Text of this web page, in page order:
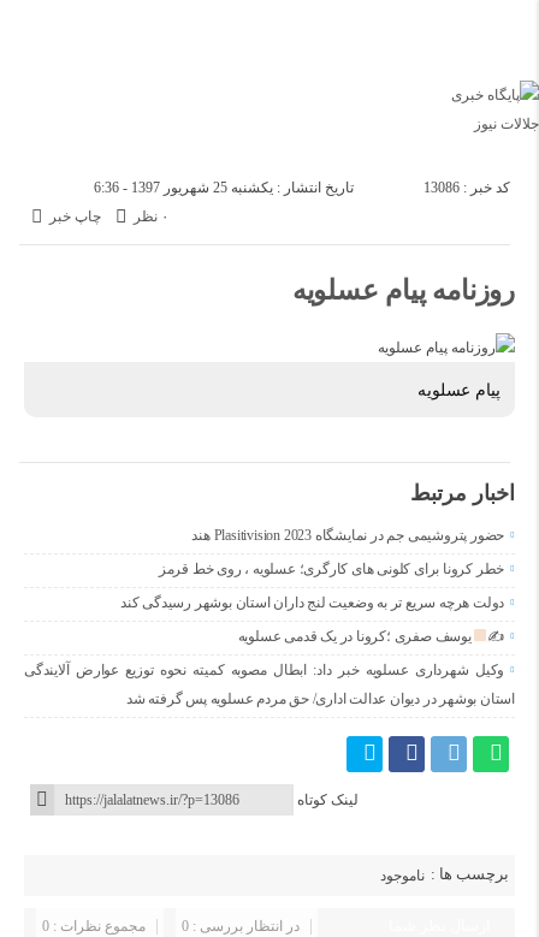
تاریخ انتشار : یکشنبه 25 شهریور 1397 - 6:36
کد خبر : 13086
چاپ خبر
۰ نظر
روزنامه پيام عسلويه
پيام عسلويه
اخبار مرتبط
حضور پتروشیمی جم در نمایشگاه Plasitivision 2023 هند
خطر کرونا براى کلونى هاى کارگرى؛ عسلویه ، روى خط قرمز
دولت هرچه سریع تر به وضعیت لنج داران استان بوشهر رسیدگی کند
✍
یوسف صفرى ؛کرونا در یک قدمی عسلویه
وکیل شهرداری عسلویه خبر داد: ابطال مصوبه کمیته نحوه توزیع عوارض آلایندگی
استان بوشهر در دیوان عدالت اداری/ حق مردم عسلویه پس گرفته شد
لینک کوتاه
برچسب ها : ناموجود
مجموع نظرات : 0 در انتظار بررسی : 0